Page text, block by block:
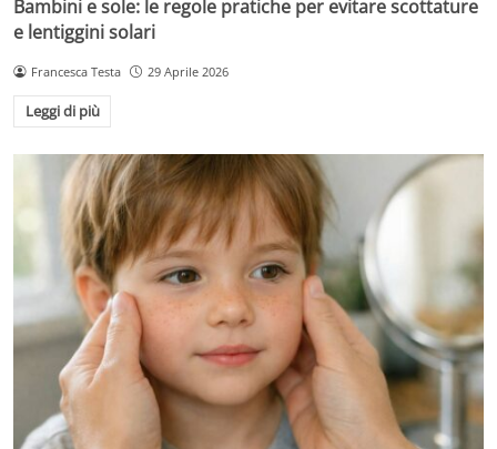
Bambini e sole: le regole pratiche per evitare scottature
e lentiggini solari
Francesca Testa 29 Aprile 2026
Leggi di più